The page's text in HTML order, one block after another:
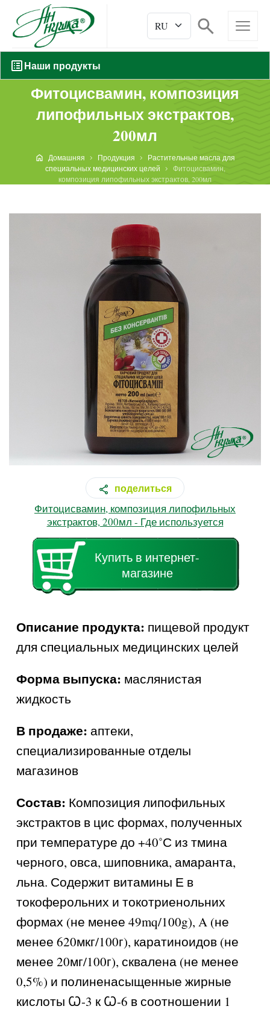
Наши продукты
Фитоцисвамин, композиция
липофильных экстрактов,
200мл
Домашняя Продукция
Растительные масла для
специальных медицинских целей
Фитоцисвамин,
композиция липофильных экстрактов, 200мл
поделиться
Фитоцисвамин, композиция липофильных
экстрактов, 200мл - Где используется
Купить в интернет-
магазине
Описание продукта: пищевой продукт
для специальных медицинских целей
Форма выпуска: маслянистая
жидкость
В продаже: аптеки,
специализированные отделы
магазинов
Состав: Композиция липофильных
экстрактов в цис формах, полученных
при температуре до +40˚С из тмина
черного, овса, шиповника, амаранта,
льна. Содержит витамины Е в
токоферольних и токотриенольних
формах (не менее 49mq/100g), A (не
менее 620мкг/100г), каратиноидов (не
менее 20мг/100г), сквалена (не менее
0,5%) и полиненасыщенные жирные
кислоты Ꞷ-3 к Ꞷ-6 в соотношении 1